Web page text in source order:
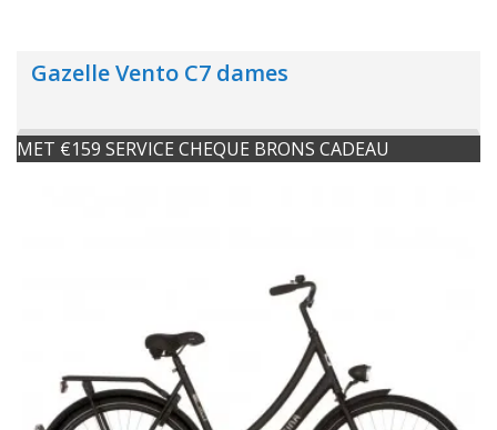
Gazelle Vento C7 dames
MET €159 SERVICE CHEQUE BRONS CADEAU